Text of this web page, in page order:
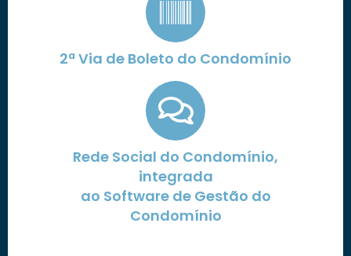
2ª Via de Boleto do Condomínio
Rede Social do Condomínio,
integrada
ao Software de Gestão do
Condomínio